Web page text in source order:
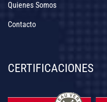
Quienes Somos
Contacto
CERTIFICACIONES